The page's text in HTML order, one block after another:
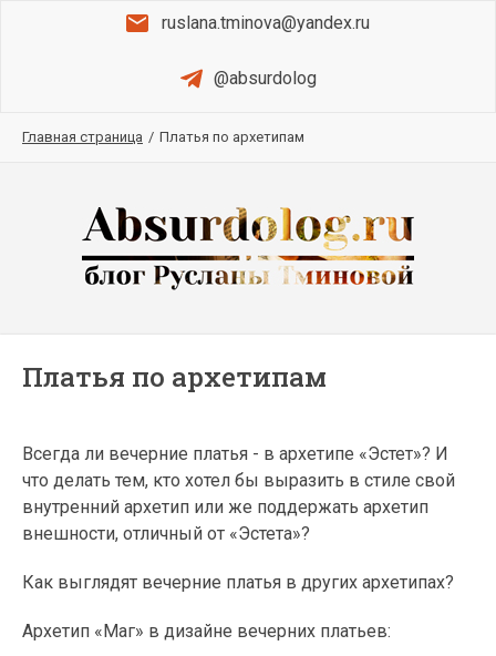
ruslana.tminova@yandex.ru
@absurdolog
Главная страница / Платья по архетипам
Платья по архетипам
Всегда ли вечерние платья - в архетипе «Эстет»? И
что делать тем, кто хотел бы выразить в стиле свой
внутренний архетип или же поддержать архетип
внешности, отличный от «Эстета»?
Как выглядят вечерние платья в других архетипах?
Архетип «Маг» в дизайне вечерних платьев: